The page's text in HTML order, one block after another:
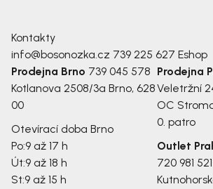
Kontakty
info@bosonozka.cz 739 225 627 Eshop
Prodejna Brno 739 045 578
Kotlanova 2508/3a Brno, 628
00
Otevírací doba Brno
Po:9 až 17 h
Út:9 až 18 h
St:9 až 15 h
Prodejna
Veletržní
OC
0. patro
Outlet
720 981 521